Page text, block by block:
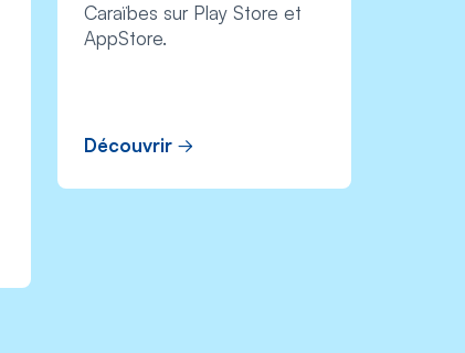
Caraïbes sur Play Store et
AppStore.
Découvrir